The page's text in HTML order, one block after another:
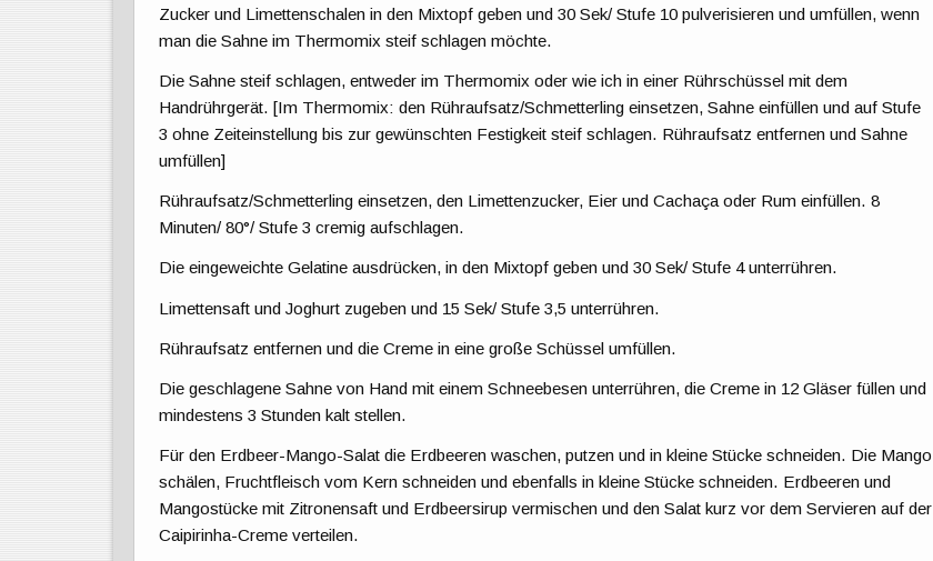
Zucker und Limettenschalen in den Mixtopf geben und 30 Sek/ Stufe 10 pulverisieren und umfüllen, wenn
man die Sahne im Thermomix steif schlagen möchte.
Die Sahne steif schlagen, entweder im Thermomix oder wie ich in einer Rührschüssel mit dem
Handrührgerät. [Im Thermomix: den Rühraufsatz/Schmetterling einsetzen, Sahne einfüllen und auf Stufe
3 ohne Zeiteinstellung bis zur gewünschten Festigkeit steif schlagen. Rühraufsatz entfernen und Sahne
umfüllen]
Rühraufsatz/Schmetterling einsetzen, den Limettenzucker, Eier und Cachaça oder Rum einfüllen. 8
Minuten/ 80°/ Stufe 3 cremig aufschlagen.
Die eingeweichte Gelatine ausdrücken, in den Mixtopf geben und 30 Sek/ Stufe 4 unterrühren.
Limettensaft und Joghurt zugeben und 15 Sek/ Stufe 3,5 unterrühren.
Rühraufsatz entfernen und die Creme in eine große Schüssel umfüllen.
Die geschlagene Sahne von Hand mit einem Schneebesen unterrühren, die Creme in 12 Gläser füllen und
mindestens 3 Stunden kalt stellen.
Für den Erdbeer-Mango-Salat die Erdbeeren waschen, putzen und in kleine Stücke schneiden. Die Mango
schälen, Fruchtfleisch vom Kern schneiden und ebenfalls in kleine Stücke schneiden. Erdbeeren und
Mangostücke mit Zitronensaft und Erdbeersirup vermischen und den Salat kurz vor dem Servieren auf der
Caipirinha-Creme verteilen.